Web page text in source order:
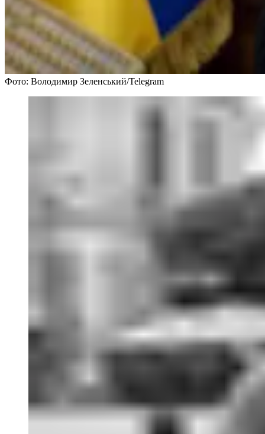
Фото: Володимир Зеленський/Telegram